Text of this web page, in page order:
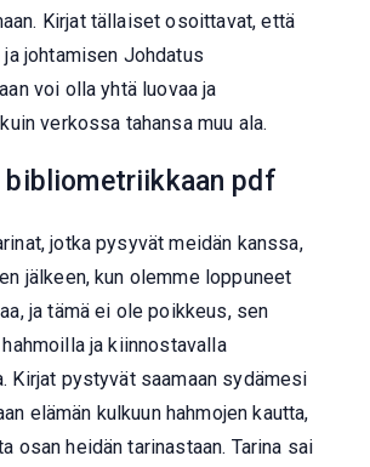
Kirjat tällaiset osoittavat, että
johtamisen Johdatus
voi olla yhtä luovaa ja
verkossa tahansa muu ala.
bibliometriikkaan pdf
jotka pysyvät meidän kanssa,
jälkeen, kun olemme loppuneet
ja tämä ei ole poikkeus, sen
ja kiinnostavalla
Kirjat pystyvät saamaan sydämesi
elämän kulkuun hahmojen kautta,
osan heidän tarinastaan. Tarina sai